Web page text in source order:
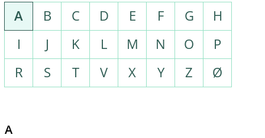
A B C D E F G
H
I
J K L M N O
P
R
S T V X Y Z Ø
A